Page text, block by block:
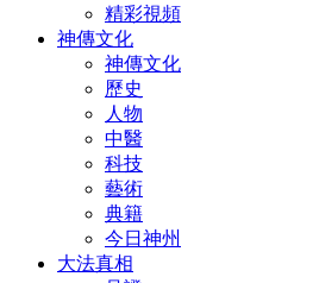
精彩視頻
神傳文化
神傳文化
歷史
人物
中醫
科技
藝術
典籍
今日神州
大法真相